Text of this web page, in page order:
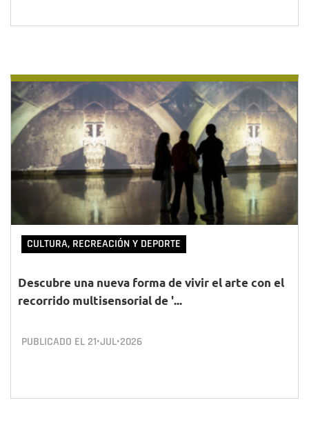
CULTURA, RECREACIÓN Y DEPORTE
Descubre una nueva forma de vivir el arte con el
recorrido multisensorial de '...
PUBLICADO EL 21•JUL•2026